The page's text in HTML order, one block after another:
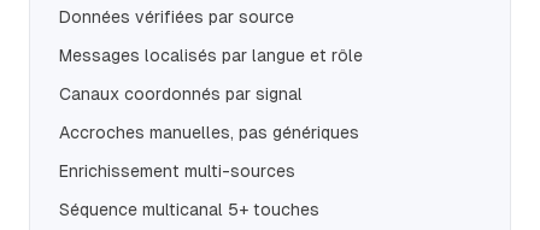
Données vérifiées par source
Messages localisés par langue et rôle
Canaux coordonnés par signal
Accroches manuelles, pas génériques
Enrichissement multi-sources
Séquence multicanal 5+ touches